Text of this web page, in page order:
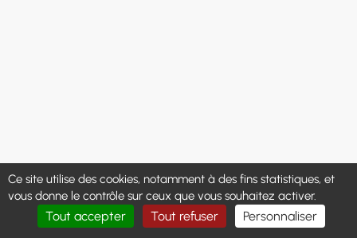
Ce site utilise des cookies, notamment à des fins statistiques, et
vous donne le contrôle sur ceux que vous souhaitez activer.
Tout accepter Tout refuser Personnaliser